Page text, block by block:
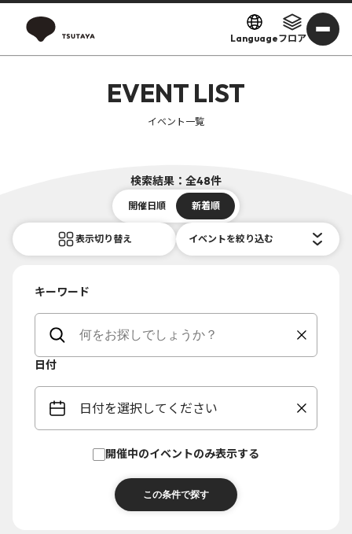
Languageフロア
EVENT LIST
イベント一覧
検索結果：全48件
開催日順 新着順
表示切り替え イベントを絞り込む
キーワード
日付
日付を選択してください
開催中のイベントのみ表示する